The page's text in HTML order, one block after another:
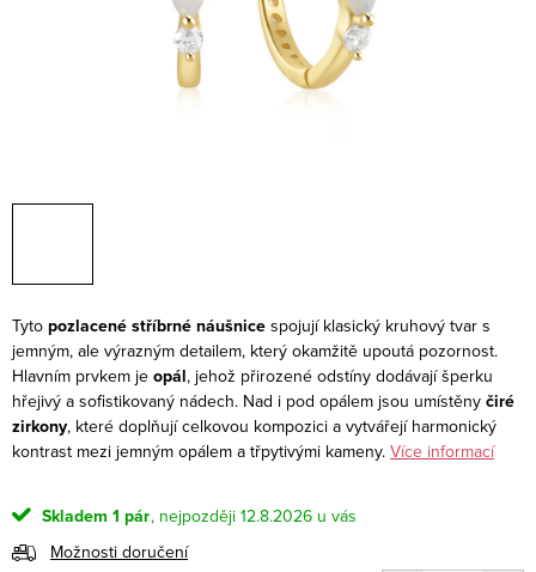
Tyto pozlacené stříbrné náušnice spojují klasický kruhový tvar s
jemným, ale výrazným detailem, který okamžitě upoutá pozornost.
Hlavním prvkem je opál, jehož přirozené odstíny dodávají šperku
hřejivý a sofistikovaný nádech. Nad i pod opálem jsou umístěny čiré
zirkony, které doplňují celkovou kompozici a vytvářejí harmonický
kontrast mezi jemným opálem a třpytivými kameny. Více informací
Skladem 1 pár
12.8.2026
Možnosti doručení